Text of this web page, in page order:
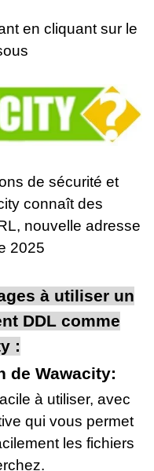
en cliquant sur le
de sécurité et
connaît des
nouvelle adresse
2025
à utiliser un
DDL comme
:
de Wawacity:
à utiliser, avec
qui vous permet
les fichiers